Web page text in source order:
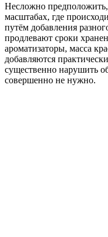
Несложно
масштабах, где
путём добавления
продлевают сроки
ароматизаторы, масса
добавляются
существенно нарушить
совершенно не нужно.